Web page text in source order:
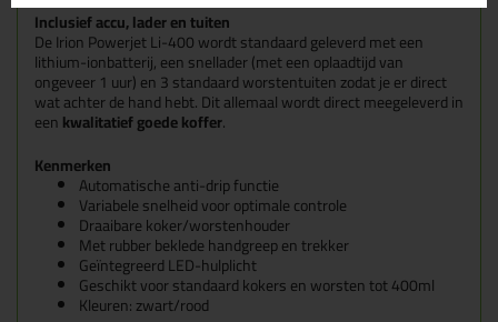
Inclusief accu, lader en tuiten
De Irion Powerjet Li-400 wordt standaard geleverd met een
lithium-ionbatterij, een snellader (met een oplaadtijd van
ongeveer 1 uur) en 3 standaard worstentuiten zodat je er direct
wat achter de hand hebt. Dit allemaal wordt direct meegeleverd in
eenkwalitatief goede koffer.
Kenmerken
Automatische anti-drip functie
Variabele snelheid voor optimale controle
Draaibare koker/worstenhouder
Met rubber beklede handgreep en trekker
Geïntegreerd LED-hulplicht
Geschikt voor standaard kokers en worsten tot 400ml
Kleuren: zwart/rood